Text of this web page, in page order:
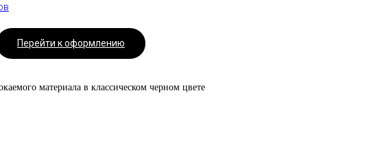
Перейти к оформлению
материала в классическом черном цвете